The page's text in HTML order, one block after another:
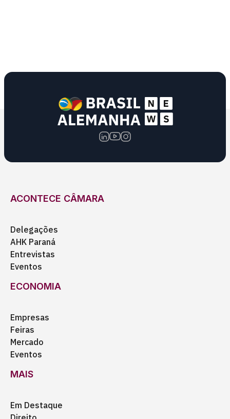
ACONTECE CÂMARA
Delegações
AHK Paraná
Entrevistas
Eventos
ECONOMIA
Empresas
Feiras
Mercado
Eventos
MAIS
Em Destaque